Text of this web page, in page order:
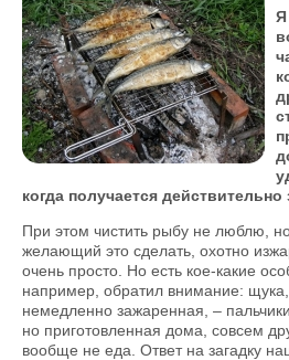
Я
когда получается
При этом чистить рыбу не люблю,
желающий это сделать, охотно
очень просто. Но есть кое-какие
например, обратил внимание:
немедленно зажаренная, –
но приготовленная дома, совсем
вообще не еда. Ответ на загадку